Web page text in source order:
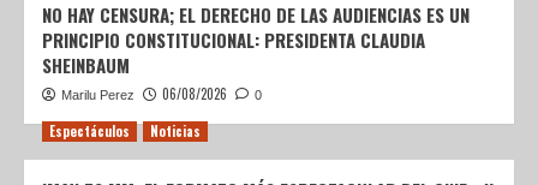
NO HAY CENSURA; EL DERECHO DE LAS AUDIENCIAS ES UN
PRINCIPIO CONSTITUCIONAL: PRESIDENTA CLAUDIA
SHEINBAUM
Marilu Perez 06/08/2026 0
Espectáculos Noticias